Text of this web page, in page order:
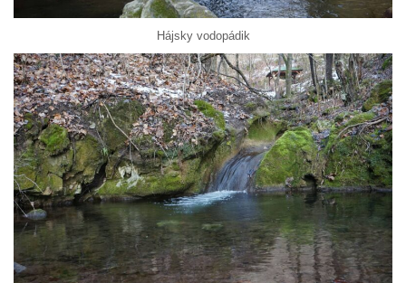
Hájsky vodopádik